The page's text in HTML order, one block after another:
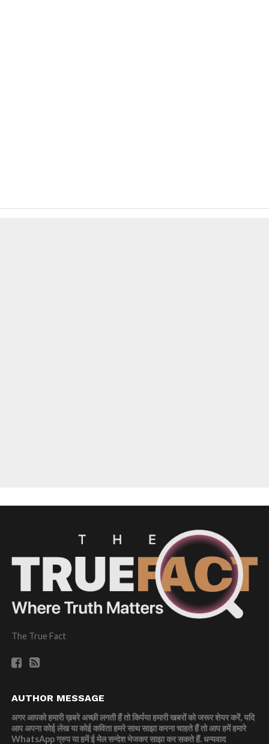
The True Fact
AUTHOR MESSAGE
अगर आपको हमारी ख़बरे अच्छी लगती हैं तो किर्पया हमारी खबरों को जरूर शेयर करें, यदि
आप अपना कोई लेख या कोई कविता हमरे साथ साझा करना चाहते हैं तो आप हमें हमारे
WhatsApp ग्रुप या हमें ई मेल सन्देश भेजकर साझा कर सकते हैं.धन्यवाद